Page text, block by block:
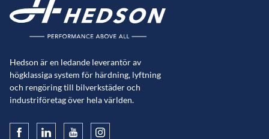
Hedson är en ledande leverantör av
högklassiga system för härdning, lyftning
och rengöring till bilverkstäder och
industriföretag över hela världen.